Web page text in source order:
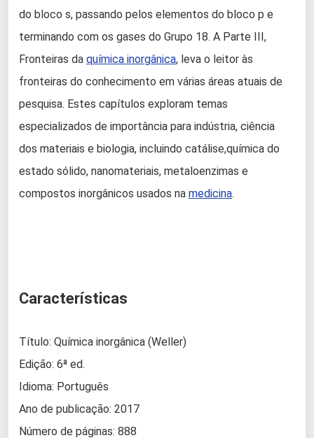
do bloco s, passando pelos elementos do bloco p e
terminando com os gases do Grupo 18. A Parte III,
Fronteiras da química inorgânica, leva o leitor às
fronteiras do conhecimento em várias áreas atuais de
pesquisa. Estes capítulos exploram temas
especializados de importância para indústria, ciência
dos materiais e biologia, incluindo catálise,química do
estado sólido, nanomateriais, metaloenzimas e
compostos inorgânicos usados na medicina.
Características
Título: Química inorgânica (Weller)
Edição: 6ª ed.
Idioma: Português
Ano de publicação: 2017
Número de páginas: 888